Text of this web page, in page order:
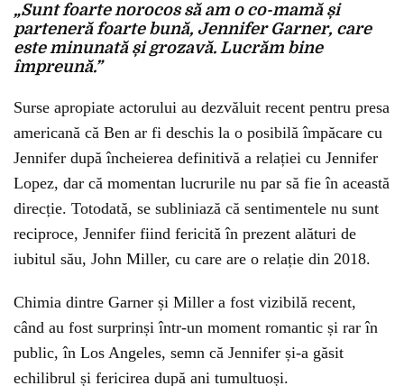
„Sunt foarte norocos să am o co-mamă și
parteneră foarte bună, Jennifer Garner, care
este minunată și grozavă. Lucrăm bine
împreună.”
Surse apropiate actorului au dezvăluit recent pentru presa
americană că Ben ar fi deschis la o posibilă împăcare cu
Jennifer după încheierea definitivă a relației cu Jennifer
Lopez, dar că momentan lucrurile nu par să fie în această
direcție. Totodată, se subliniază că sentimentele nu sunt
reciproce, Jennifer fiind fericită în prezent alături de
iubitul său, John Miller, cu care are o relație din 2018.
Chimia dintre Garner și Miller a fost vizibilă recent,
când au fost surprinși într-un moment romantic și rar în
public, în Los Angeles, semn că Jennifer și-a găsit
echilibrul și fericirea după ani tumultuoși.